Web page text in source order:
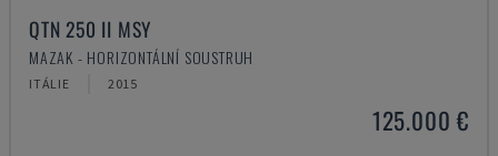
QTN 250 II MSY
MAZAK - HORIZONTÁLNÍ SOUSTRUH
ITÁLIE 2015
125.000 €